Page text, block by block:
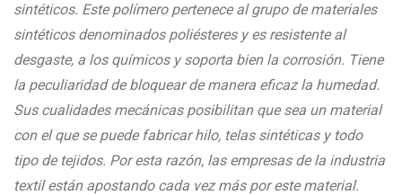
sintéticos. Este polímero pertenece al grupo de materiales
sintéticos denominados poliésteres y es resistente al
desgaste, a los químicos y soporta bien la corrosión. Tiene
la peculiaridad de bloquear de manera eficaz la humedad.
Sus cualidades mecánicas posibilitan que sea un material
con el que se puede fabricar hilo, telas sintéticas y todo
tipo de tejidos. Por esta razón, las empresas de la industria
textil están apostando cada vez más por este material.